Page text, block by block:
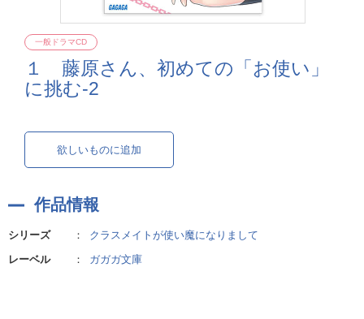
１ 藤原さん、初めての「お使い」
に挑む-2
一般ドラマCD
欲しいものに追加
作品情報
シリーズ ：
クラスメイトが使い魔になりまして
レーベル
： ガガガ文庫